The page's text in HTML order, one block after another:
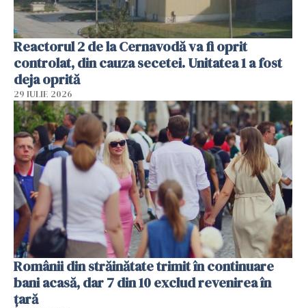
Reactorul 2 de la Cernavodă va fi oprit
controlat, din cauza secetei. Unitatea 1 a fost
deja oprită
29 IULIE 2026
Românii din străinătate trimit în continuare
bani acasă, dar 7 din 10 exclud revenirea în
țară